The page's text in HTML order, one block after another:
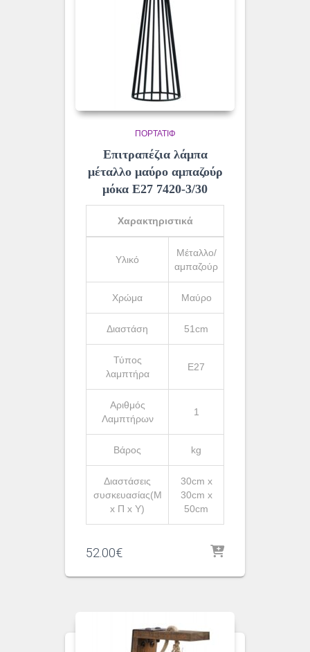
ΠΟΡΤΑΤΊΦ
Επιτραπέζια λάμπα
μέταλλο μαύρο αμπαζούρ
μόκα Ε27 7420-3/30
Χαρακτηριστικά
Υλικό
Μέταλλο/
αμπαζούρ
Χρώμα Μαύρο
Διαστάση 51cm
Τύπος
λαμπτήρα
Ε27
Αριθμός
Λαμπτήρων
1
Βάρος kg
Διαστάσεις
συσκευασίας(Μ
x Π x Υ)
30cm x
30cm x
50cm
52.00€